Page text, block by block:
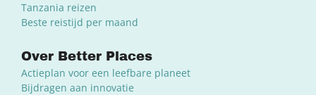
Tanzania reizen
Beste reistijd per maand
Over Better Places
Actieplan voor een leefbare planeet
Bijdragen aan innovatie